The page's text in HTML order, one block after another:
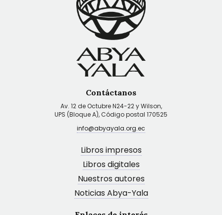
Contáctanos
Av. 12 de Octubre N24-22 y Wilson,
UPS (Bloque A), Código postal 170525
info@abyayala.org.ec
Libros impresos
Libros digitales
Nuestros autores
Noticias Abya-Yala